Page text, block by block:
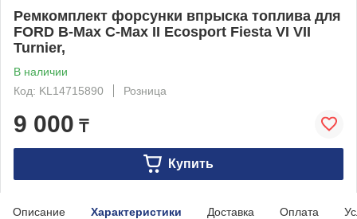
Ремкомплект форсунки впрыска топлива для
FORD B-Max C-Max II Ecosport Fiesta VI VII
Turnier,
В наличии
Код: KL14715890
Розница
9 000 ₸
Купить
Описание Характеристики Доставка Оплата